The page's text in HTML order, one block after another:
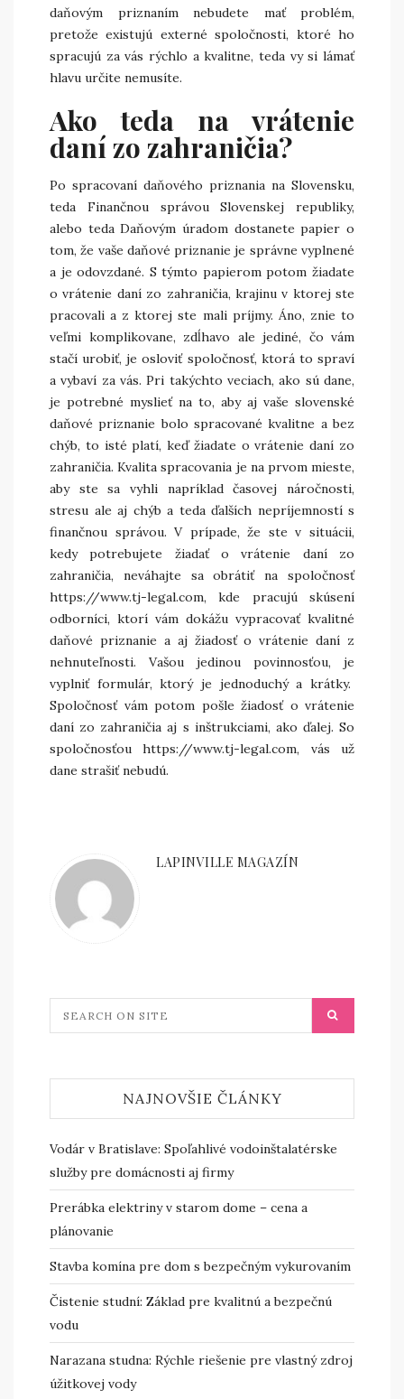
daňovým priznaním nebudete mať problém,
pretože existujú externé spoločnosti, ktoré ho
spracujú za vás rýchlo a kvalitne, teda vy si lámať
hlavu určite nemusíte.
Ako teda na vrátenie
daní zo zahraničia?
Po spracovaní daňového priznania na Slovensku,
teda Finančnou správou Slovenskej republiky,
alebo teda Daňovým úradom dostanete papier o
tom, že vaše daňové priznanie je správne vyplnené
a je odovzdané. S týmto papierom potom žiadate
o vrátenie daní zo zahraničia, krajinu v ktorej ste
pracovali a z ktorej ste mali príjmy. Áno, znie to
veľmi komplikovane, zdĺhavo ale jediné, čo vám
stačí urobiť, je osloviť spoločnosť, ktorá to spraví
a vybaví za vás. Pri takýchto veciach, ako sú dane,
je potrebné myslieť na to, aby aj vaše slovenské
daňové priznanie bolo spracované kvalitne a bez
chýb, to isté platí, keď žiadate o vrátenie daní zo
zahraničia. Kvalita spracovania je na prvom mieste,
aby ste sa vyhli napríklad časovej náročnosti,
stresu ale aj chýb a teda ďalších nepríjemností s
finančnou správou. V prípade, že ste v situácii,
kedy potrebujete žiadať o vrátenie daní zo
zahraničia, neváhajte sa obrátiť na spoločnosť
https://www.tj-legal.com, kde pracujú skúsení
odborníci, ktorí vám dokážu vypracovať kvalitné
daňové priznanie a aj žiadosť o vrátenie daní z
nehnuteľnosti. Vašou jedinou povinnosťou, je
vyplniť formulár, ktorý je jednoduchý a krátky.
Spoločnosť vám potom pošle žiadosť o vrátenie
daní zo zahraničia aj s inštrukciami, ako ďalej. So
spoločnosťou https://www.tj-legal.com, vás už
dane strašiť nebudú.
LAPINVILLE MAGAZÍN
NAJNOVŠIE ČLÁNKY
Vodár v Bratislave: Spoľahlivé vodoinštalatérske
služby pre domácnosti aj firmy
Prerábka elektriny v starom dome – cena a
plánovanie
Stavba komína pre dom s bezpečným vykurovaním
Čistenie studní: Základ pre kvalitnú a bezpečnú
vodu
Narazana studna: Rýchle riešenie pre vlastný zdroj
úžitkovej vody